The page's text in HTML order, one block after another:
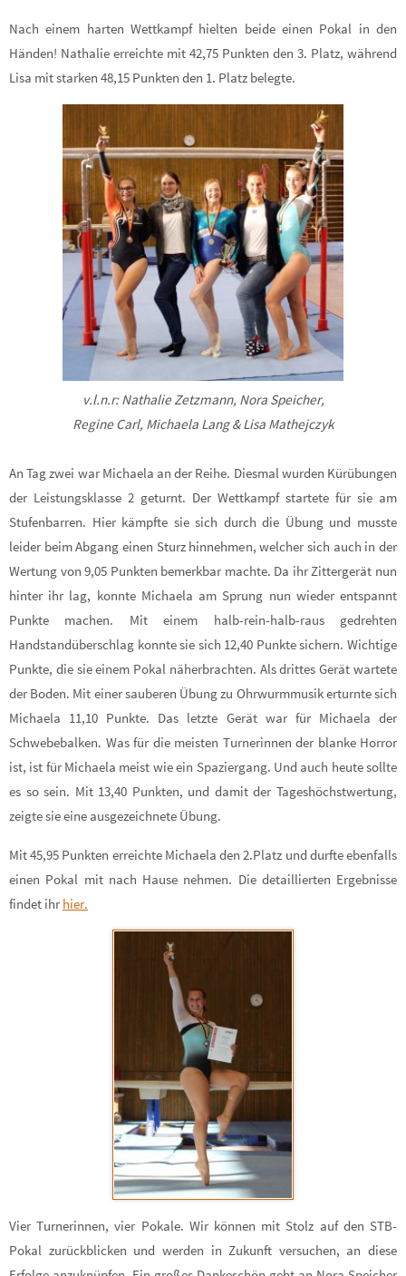
Nach einem harten Wettkampf hielten beide einen Pokal in den
Händen! Nathalie erreichte mit 42,75 Punkten den 3. Platz, während
Lisa mit starken 48,15 Punkten den 1. Platz belegte.
v.l.n.r: Nathalie Zetzmann, Nora Speicher,
Regine Carl, Michaela Lang & Lisa Mathejczyk
An Tag zwei war Michaela an der Reihe. Diesmal wurden Kürübungen
der Leistungsklasse 2 geturnt. Der Wettkampf startete für sie am
Stufenbarren. Hier kämpfte sie sich durch die Übung und musste
leider beim Abgang einen Sturz hinnehmen, welcher sich auch in der
Wertung von 9,05 Punkten bemerkbar machte. Da ihr Zittergerät nun
hinter ihr lag, konnte Michaela am Sprung nun wieder entspannt
Punkte machen. Mit einem halb-rein-halb-raus gedrehten
Handstandüberschlag konnte sie sich 12,40 Punkte sichern. Wichtige
Punkte, die sie einem Pokal näherbrachten. Als drittes Gerät wartete
der Boden. Mit einer sauberen Übung zu Ohrwurmmusik erturnte sich
Michaela 11,10 Punkte. Das letzte Gerät war für Michaela der
Schwebebalken. Was für die meisten Turnerinnen der blanke Horror
ist, ist für Michaela meist wie ein Spaziergang. Und auch heute sollte
es so sein. Mit 13,40 Punkten, und damit der Tageshöchstwertung,
zeigte sie eine ausgezeichnete Übung.
Mit 45,95 Punkten erreichte Michaela den 2.Platz und durfte ebenfalls
einen Pokal mit nach Hause nehmen. Die detaillierten Ergebnisse
findet ihr hier.
Vier Turnerinnen, vier Pokale. Wir können mit Stolz auf den STB-
Pokal zurückblicken und werden in Zukunft versuchen, an diese